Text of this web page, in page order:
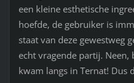
een kleine esthetische
hoefde, de gebruiker is
staat van deze gewestweg
echt vragende partij. Neen,
kwam langs in Ternat! Dus